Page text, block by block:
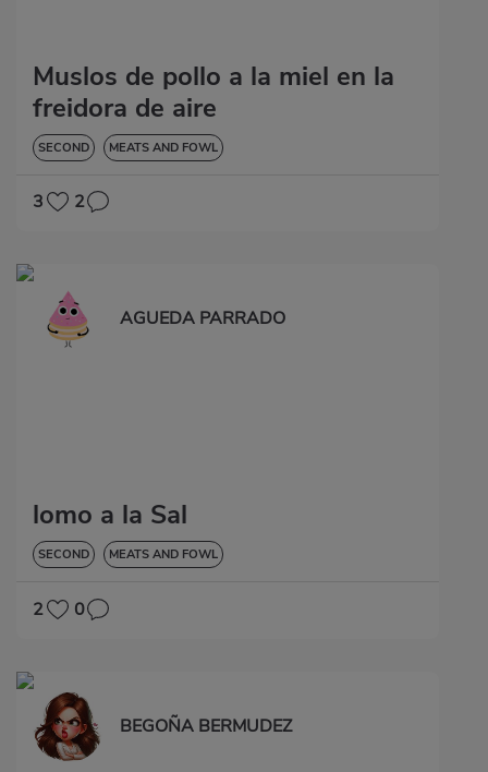
Muslos de pollo a la miel en la
freidora de aire
SECOND MEATS AND FOWL
3 2
AGUEDA PARRADO
lomo a la Sal
SECOND MEATS AND FOWL
2 0
BEGOÑA BERMUDEZ